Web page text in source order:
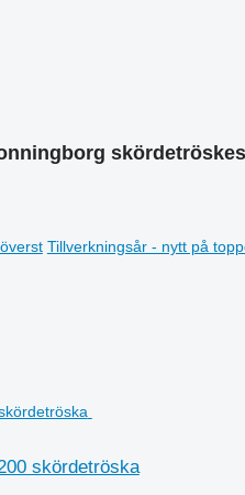
Tillverkningsår - nytt på
skördetröska